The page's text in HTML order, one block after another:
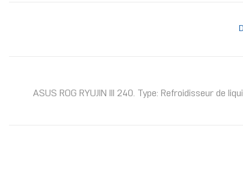
ASUS ROG RYUJIN III 240. Type: Refroidisseur de